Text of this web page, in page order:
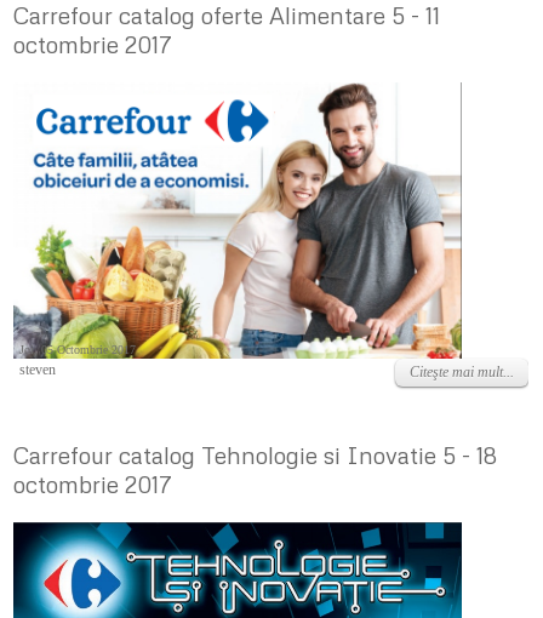
Carrefour catalog oferte Alimentare 5 - 11
octombrie 2017
Joi, 05 Octombrie 2017
steven Citeşte mai mult...
Carrefour catalog Tehnologie si Inovatie 5 - 18
octombrie 2017